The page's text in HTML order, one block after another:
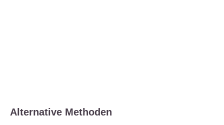
Alternative Methoden